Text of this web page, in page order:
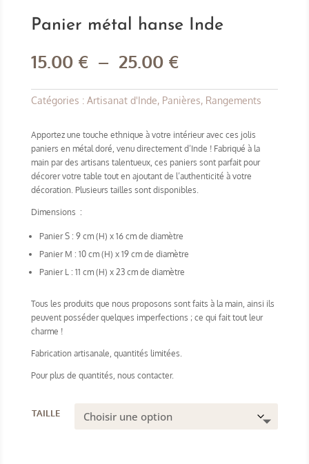
Panier métal hanse Inde
15.00 € – 25.00 €Plage
de
prix :
15.00 €
25.00 €
Catégories : Artisanat d'Inde, Panières, Rangements
Apportez une touche ethnique à votre intérieur avec ces jolis
paniers en métal doré, venu directement d’Inde ! Fabriqué à la
main par des artisans talentueux, ces paniers sont parfait pour
décorer votre table tout en ajoutant de l’authenticité à votre
décoration. Plusieurs tailles sont disponibles.
Dimensions :
Panier S : 9 cm (H) x 16 cm de diamètre
Panier M : 10 cm (H) x 19 cm de diamètre
Panier L : 11 cm (H) x 23 cm de diamètre
Tous les produits que nous proposons sont faits à la main, ainsi ils
peuvent posséder quelques imperfections ; ce qui fait tout leur
charme !
Fabrication artisanale, quantités limitées.
Pour plus de quantités, nous contacter.
taille